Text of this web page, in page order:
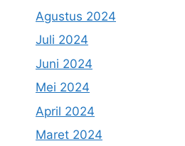
Agustus 2024
Juli 2024
Juni 2024
Mei 2024
April 2024
Maret 2024